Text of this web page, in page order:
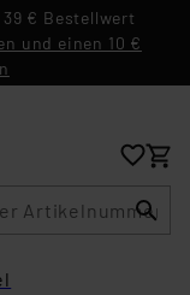
€ Bestellwert
und einen 10 €